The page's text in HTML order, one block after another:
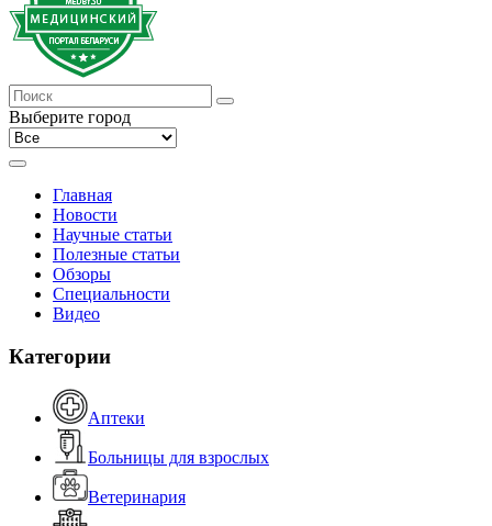
Выберите город
Главная
Новости
Научные статьи
Полезные статьи
Обзоры
Специальности
Видео
Категории
Аптеки
Больницы для взрослых
Ветеринария